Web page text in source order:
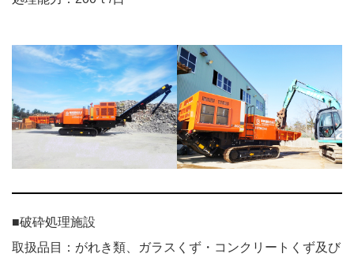
■破砕処理施設
取扱品目：がれき類、ガラスくず・コンクリートくず及び